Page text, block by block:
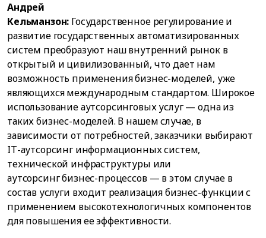
Андрей
Кельманзон: Государственное регулирование и
развитие государственных автоматизированных
систем преобразуют наш внутренний рынок в
открытый и цивилизованный, что дает нам
возможность применения бизнес-моделей, уже
являющихся международным стандартом. Широкое
использование аутсорсинговых услуг — одна из
таких бизнес-моделей. В нашем случае, в
зависимости от потребностей, заказчики выбирают
IТ-аутсорсинг информационных систем,
технической инфраструктуры или
аутсорсинг бизнес-процессов — в этом случае в
состав услуги входит реализация бизнес-функции с
применением высокотехнологичных компонентов
для повышения ее эффективности.